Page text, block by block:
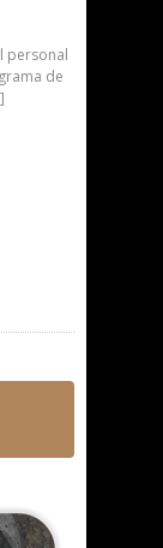
personal
de